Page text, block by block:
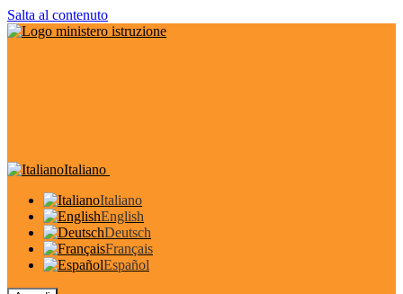
Salta al contenuto
Italiano
Italiano
English
Deutsch
Français
Español